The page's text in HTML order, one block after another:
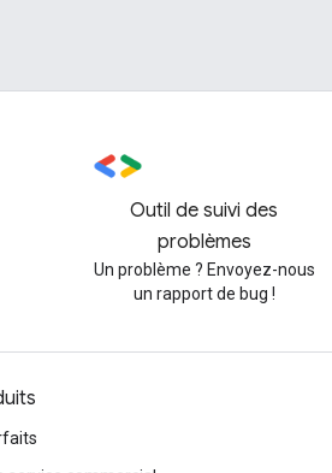
Outil de suivi des
problèmes
Un problème ? Envoyez-nous
un rapport de bug !